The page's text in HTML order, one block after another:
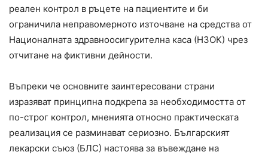
реален контрол в ръцете на пациентите и би
ограничила неправомерното източване на средства от
Националната здравноосигурителна каса (НЗОК) чрез
отчитане на фиктивни дейности.
Въпреки че основните заинтересовани страни
изразяват принципна подкрепа за необходимостта от
по-строг контрол, мненията относно практическата
реализация се разминават сериозно. Българският
лекарски съюз (БЛС) настоява за въвеждане на